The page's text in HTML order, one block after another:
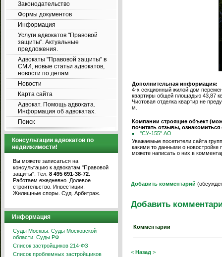
Законодательство
Формы документов
Информация
Услуги адвокатов "Правовой
защиты". Актуальные
предложения.
Адвокаты "Правовой защиты" в
СМИ, новые статьи адвокатов,
новости по делам
Новости
Карта сайта
Адвокат. Помощь адвоката.
Информация об адвокатах.
Поиск
Консультации адвокатов по
недвижимости!
Вы можете записаться на
консультацию к адвокатам "Правовой
защиты". Тел. 8 495 691-38-72
Работаем ежедневно. Долевое
строительство. Инвестиции.
Жилищные споры. Суд. Арбитраж.
Информация
Суды Москвы. Суды Московской
области. Суды РФ
Список застройщиков 214-ФЗ
Список проблемных застройщиков
Дополнительная информация:
4-х секционный жилой дом
квартиры общей площадью 43,87
Чистовая отделка квартир не
м.
Компании строящие объект
почитать отзывы,
''СУ-155'' АО
Уважаемые посетители сайта
какими то данными о новостройке
можете написать о них в
Добавить комментарий
Добавить
Комментарии
< Назад >